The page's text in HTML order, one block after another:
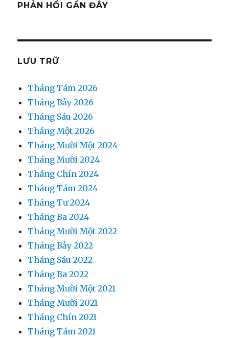
PHẢN HỒI GẦN ĐÂY
LƯU TRỮ
Tháng Tám 2026
Tháng Bảy 2026
Tháng Sáu 2026
Tháng Một 2026
Tháng Mười Một 2024
Tháng Mười 2024
Tháng Chín 2024
Tháng Tám 2024
Tháng Tư 2024
Tháng Ba 2024
Tháng Mười Một 2022
Tháng Bảy 2022
Tháng Sáu 2022
Tháng Ba 2022
Tháng Mười Một 2021
Tháng Mười 2021
Tháng Chín 2021
Tháng Tám 2021